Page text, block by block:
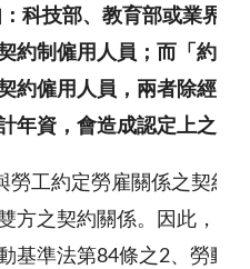
科技部、教育部或業界
約制僱用人員；而「約聘
約僱用人員，兩者除經費
年資，會造成認定上之疑
勞工約定勞雇關係之契約
方之契約關係。因此，如
基準法第84條之2、勞動